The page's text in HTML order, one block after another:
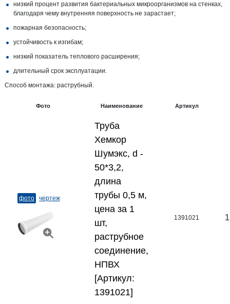
низкий процент развития бактериальных микроорганизмов на стенках,
благодаря чему внутренняя поверхность не зарастает;
пожарная безопасность;
устойчивость к изгибам;
низкий показатель теплового расширения;
длительный срок эксплуатации.
Способ монтажа: раструбный.
Фото Наименование Артикул
фото чертеж
Труба
Хемкор
Шумэкс, d -
50*3,2,
длина
трубы 0,5 м,
цена за 1
шт,
раструбное
соединение,
НПВХ
[Артикул:
1391021]
1391021